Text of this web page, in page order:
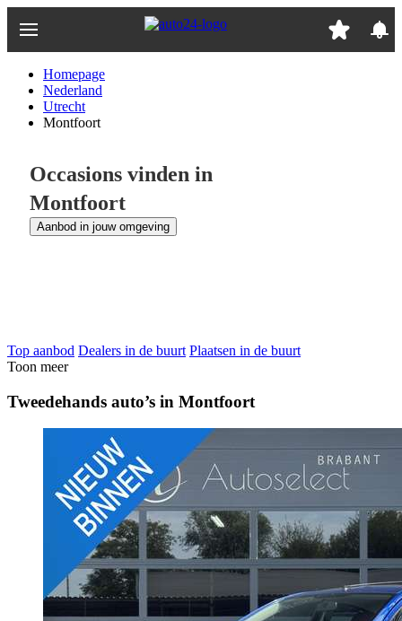
naar
Homepage
Nederland
Utrecht
Montfoort
Occasions vinden in
Montfoort
Aanbod in jouw omgeving
Top aanbod Dealers in de buurt Plaatsen in de buurt
Toon meer
Tweedehands auto’s in Montfoort